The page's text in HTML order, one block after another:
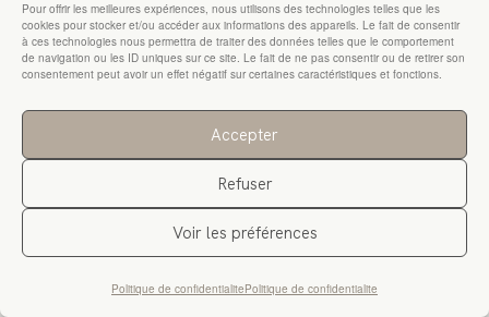
Pour offrir les meilleures expériences, nous utilisons des technologies telles que les
cookies pour stocker et/ou accéder aux informations des appareils. Le fait de consentir
à ces technologies nous permettra de traiter des données telles que le comportement
de navigation ou les ID uniques sur ce site. Le fait de ne pas consentir ou de retirer son
consentement peut avoir un effet négatif sur certaines caractéristiques et fonctions.
Accepter
Refuser
Voir les préférences
Politique de confidentialitePolitique de confidentialite